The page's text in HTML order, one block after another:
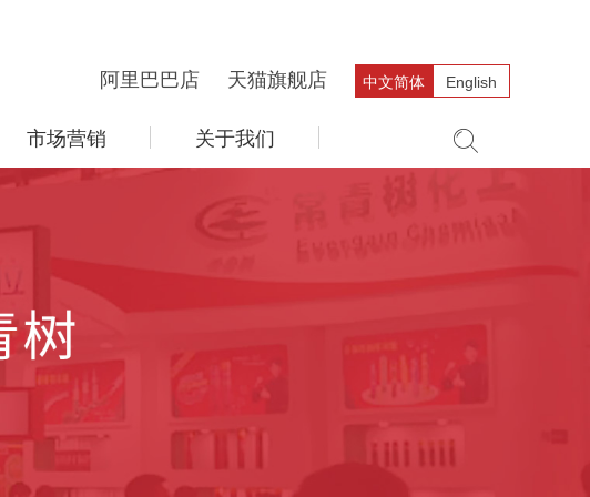
阿里巴巴店 天猫旗舰店 中文简体 English
市场营销 关于我们